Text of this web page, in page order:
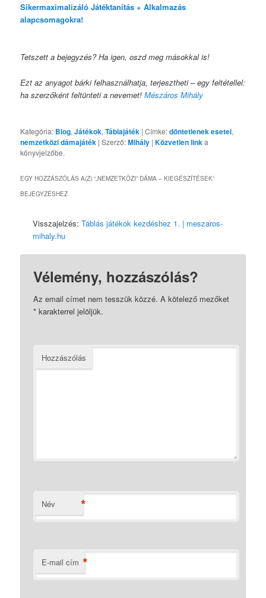
Sikermaximalizáló Játéktanítás + Alkalmazás
alapcsomagokra!
Tetszett a bejegyzés? Ha igen, oszd meg másokkal is!
Ezt az anyagot bárki felhasználhatja, terjesztheti – egy feltétellel:
ha szerzőként feltünteti a nevemet! Mészáros Mihály
Kategória: Blog,Játékok,Táblajáték | Címke:döntetlenek esetei,
nemzetközi dámajáték | Szerző:Mihály |Közvetlen linka
könyvjelzőbe.
EGY HOZZÁSZÓLÁS A(Z) “„NEMZETKÖZI” DÁMA – KIEGÉSZÍTÉSEK”
BEJEGYZÉSHEZ
Visszajelzés:Táblás játékok kezdéshez 1. | meszaros-
mihaly.hu
Vélemény, hozzászólás?
Az email címet nem tesszük közzé. A kötelező mezőket
* karakterrel jelöljük.
Hozzászólás
Név *
E-mail cím *